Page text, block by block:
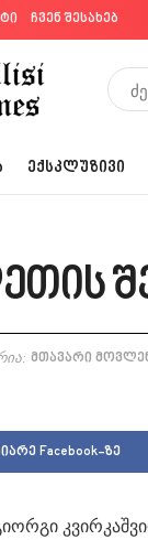
ჩვენ შესახებ
ᲔᲥᲡᲙᲚᲣᲖᲘᲕᲘ
მთავარი
Facebook-ზე